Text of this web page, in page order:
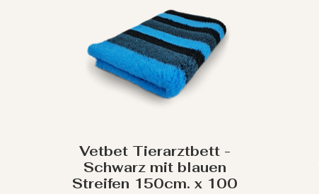
Vetbet Tierarztbett -
Schwarz mit blauen
Streifen 150cm. x 100